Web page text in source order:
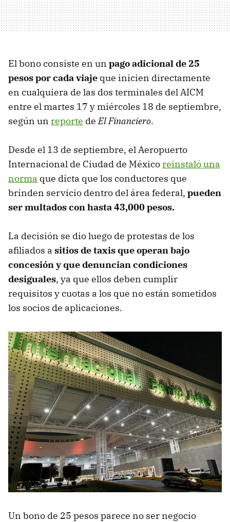
El bono consiste en un pago adicional de 25
pesos por cada viaje que inicien directamente
en cualquiera de las dos terminales del AICM
entre el martes 17 y miércoles 18 de septiembre,
según un reporte deEl Financiero.
Desde el 13 de septiembre, el Aeropuerto
Internacional de Ciudad de Méxicoreinstaló una
norma que dicta que los conductores que
brinden servicio dentro del área federal, pueden
ser multados con hasta 43,000 pesos.
La decisión se dio luego de protestas de los
afiliados a sitios de taxis que operan bajo
concesión y que denuncian condiciones
desiguales, ya que ellos deben cumplir
requisitos y cuotas a los que no están sometidos
los socios de aplicaciones.
Un bono de 25 pesos parece no ser negocio